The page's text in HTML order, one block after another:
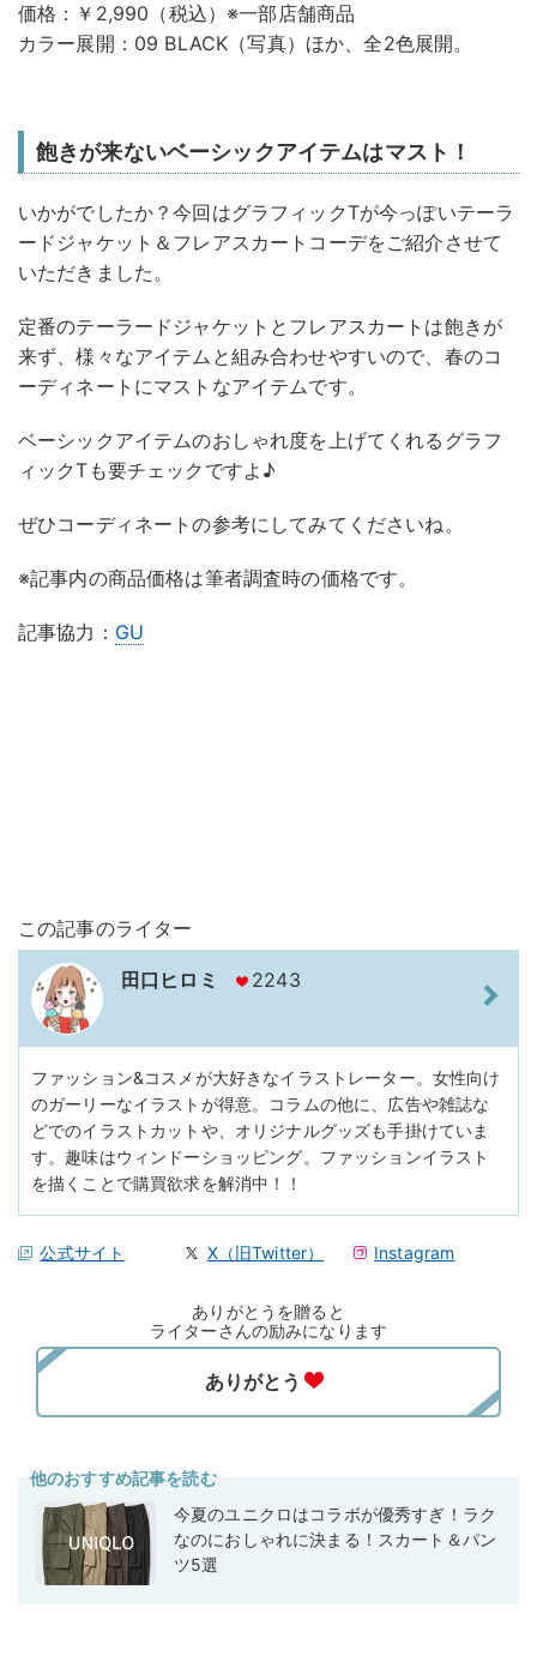
価格：￥2,990（税込）※一部店舗商品
カラー展開：09 BLACK（写真）ほか、全2色展開。
飽きが来ないベーシックアイテムはマスト！
いかがでしたか？今回はグラフィックTが今っぽいテーラ
ードジャケット＆フレアスカートコーデをご紹介させて
いただきました。
定番のテーラードジャケットとフレアスカートは飽きが
来ず、様々なアイテムと組み合わせやすいので、春のコ
ーディネートにマストなアイテムです。
ベーシックアイテムのおしゃれ度を上げてくれるグラフ
ィックTも要チェックですよ♪
ぜひコーディネートの参考にしてみてくださいね。
※記事内の商品価格は筆者調査時の価格です。
記事協力： GU
この記事のライター
田口ヒロミ 2243
ファッション&コスメが大好きなイラストレーター。女性向け
のガーリーなイラストが得意。コラムの他に、広告や雑誌な
どでのイラストカットや、オリジナルグッズも手掛けていま
す。趣味はウィンドーショッピング。ファッションイラスト
を描くことで購買欲求を解消中！！
公式サイト X（旧Twitter） Instagram
ありがとうを贈ると
ライターさんの励みになります
他のおすすめ記事を読む
今夏のユニクロはコラボが優秀すぎ！ラク
なのにおしゃれに決まる！スカート＆パン
ツ5選